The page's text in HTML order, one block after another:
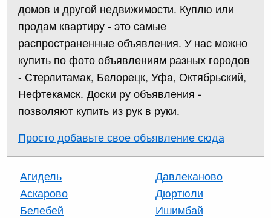
домов и другой недвижимости. Куплю или
продам квартиру - это самые
распространенные объявления. У нас можно
купить по фото объявлениям разных городов
- Стерлитамак, Белорецк, Уфа, Октябрьский,
Нефтекамск. Доски ру объявления -
позволяют купить из рук в руки.
Просто добавьте свое объявление сюда
Агидель
Аскарово
Белебей
Давлеканово
Дюртюли
Ишимбай